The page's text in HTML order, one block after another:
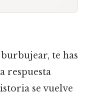
te has
respuesta
se vuelve